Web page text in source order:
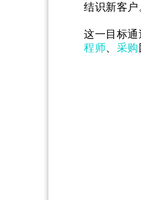
结识新客
这一目标
程师、 采购